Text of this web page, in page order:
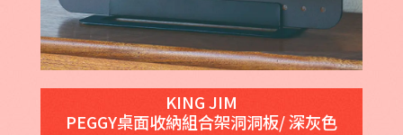
KING JIM
PEGGY桌面收納組合架洞洞板/ 深灰色